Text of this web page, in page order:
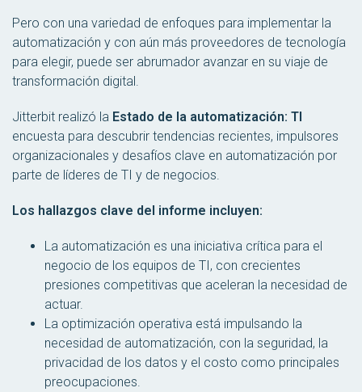
Pero con una variedad de enfoques para implementar la
automatización y con aún más proveedores de tecnología
para elegir, puede ser abrumador avanzar en su viaje de
transformación digital.
Jitterbit realizó la Estado de la automatización: TI
encuesta para descubrir tendencias recientes, impulsores
organizacionales y desafíos clave en automatización por
parte de líderes de TI y de negocios.
Los hallazgos clave del informe incluyen:
La automatización es una iniciativa crítica para el
negocio de los equipos de TI, con crecientes
presiones competitivas que aceleran la necesidad de
actuar.
La optimización operativa está impulsando la
necesidad de automatización, con la seguridad, la
privacidad de los datos y el costo como principales
preocupaciones.